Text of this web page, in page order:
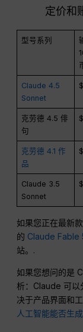
定价和
型号系列
Claude 4.5
Sonnet
克劳德 4.5 俳
句
克劳德 4.1 作
品
Claude 3.5
Sonnet
如果您正在最新
的 Claude Fable
站。.
如果您想问的是
析：Claude 可以
决于产品界面和
人工智能能否生